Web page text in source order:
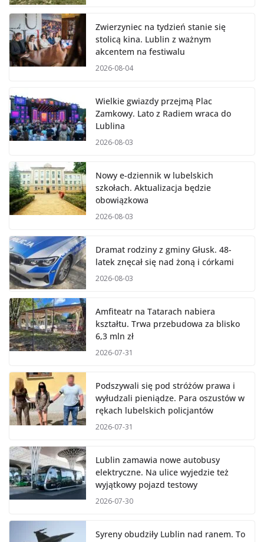
Zwierzyniec na tydzień stanie się
stolicą kina. Lublin z ważnym
akcentem na festiwalu
2026-08-04
Wielkie gwiazdy przejmą Plac
Zamkowy. Lato z Radiem wraca do
Lublina
2026-08-03
Nowy e-dziennik w lubelskich
szkołach. Aktualizacja będzie
obowiązkowa
2026-08-03
Dramat rodziny z gminy Głusk. 48-
latek znęcał się nad żoną i córkami
2026-08-03
Amfiteatr na Tatarach nabiera
kształtu. Trwa przebudowa za blisko
6,3 mln zł
2026-07-31
Podszywali się pod stróżów prawa i
wyłudzali pieniądze. Para oszustów w
rękach lubelskich policjantów
2026-07-31
Lublin zamawia nowe autobusy
elektryczne. Na ulice wyjedzie też
wyjątkowy pojazd testowy
2026-07-30
Syreny obudziły Lublin nad ranem. To